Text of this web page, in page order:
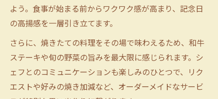
よう。食事が始まる前からワクワク感が高まり、記念日
の高揚感を一層引き立てます。
さらに、焼きたての料理をその場で味わえるため、和牛
ステーキや旬の野菜の旨みを最大限に感じられます。シ
ェフとのコミュニケーションも楽しみのひとつで、リク
エストや好みの焼き加減など、オーダーメイドなサービ